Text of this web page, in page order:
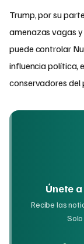
Trump, por su
amenazas vagas
puede controlar
influencia política,
conservadores del
Únete
Recibe las